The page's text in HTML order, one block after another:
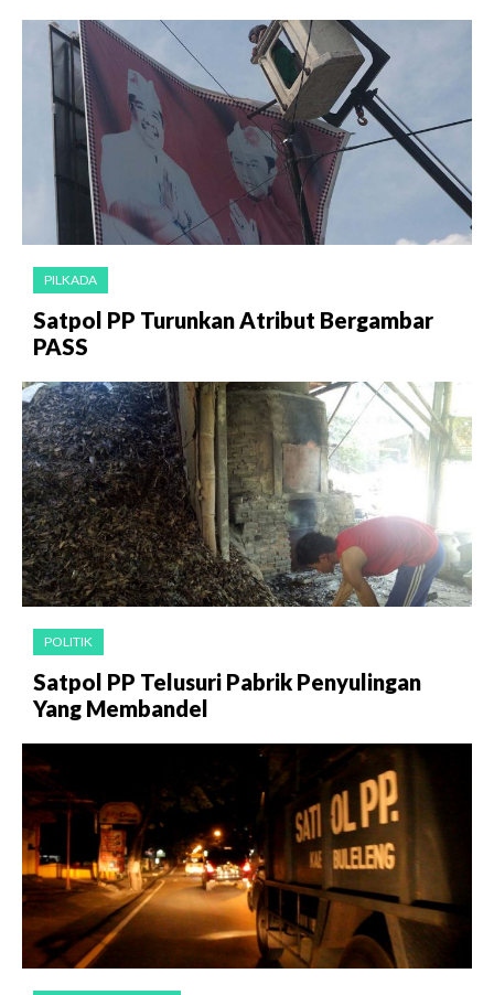
PILKADA
Satpol PP Turunkan Atribut Bergambar
PASS
POLITIK
Satpol PP Telusuri Pabrik Penyulingan
Yang Membandel